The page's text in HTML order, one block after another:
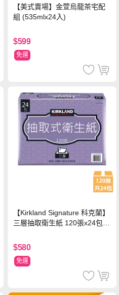
【美式賣場】金萱烏龍茶宅配
組 (535mlx24入)
$599
免運
【Kirkland Signature 科克蘭】
三層抽取衛生紙 120張x24包x1
$580
免運